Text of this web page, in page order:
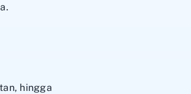
hingga